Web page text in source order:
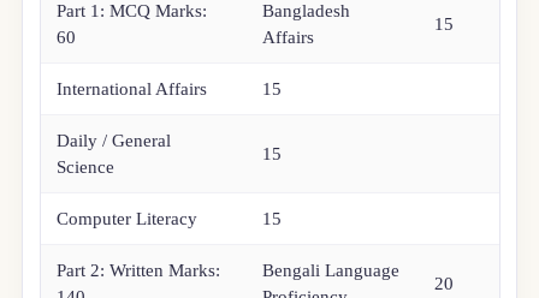
Part 1: MCQ Marks:
60
Bangladesh
Affairs
15
International Affairs 15
Daily / General
Science
15
Computer Literacy 15
Part 2: Written Marks:
Bengali Language
20